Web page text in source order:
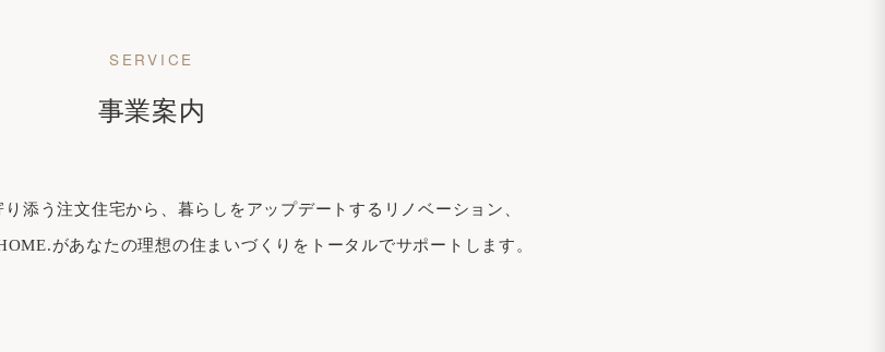
SERVICE
事業案内
添う注文住宅から、暮らしをアップデートするリノベーション、
があなたの理想の住まいづくりをトータルでサポートします。